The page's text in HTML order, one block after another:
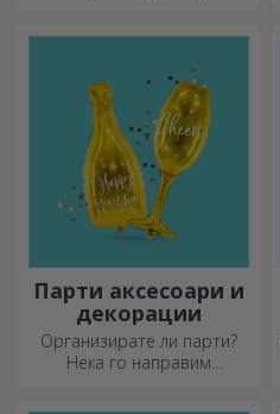
Парти аксесоари и
декорации
Организирате ли парти?
Нека го направим